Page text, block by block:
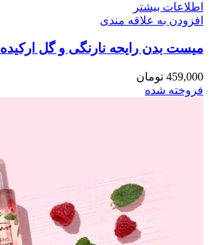
اطلاعات بیشتر
افزودن به علاقه مندی
میست بدن رایحه نارنگی و گل ارکیده
459,000 تومان
فروخته شده